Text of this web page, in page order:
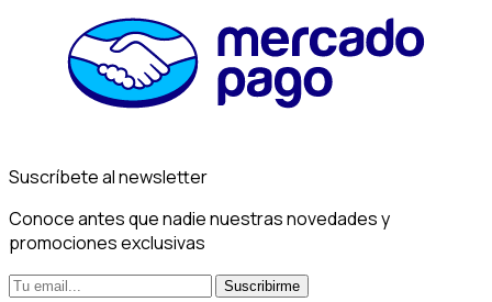
Suscríbete al newsletter
Conoce antes que nadie nuestras novedades y
promociones exclusivas
Suscribirme